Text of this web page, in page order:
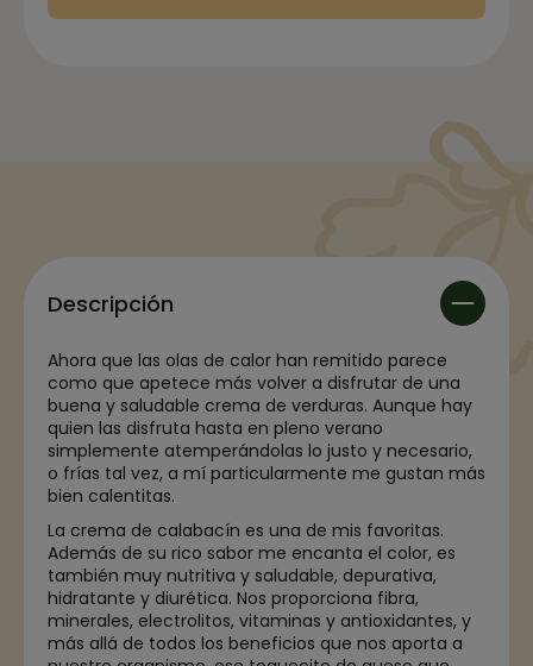
Descripción
Ahora que las olas de calor han remitido parece
como que apetece más volver a disfrutar de una
buena y saludable crema de verduras. Aunque hay
quien las disfruta hasta en pleno verano
simplemente atemperándolas lo justo y necesario,
o frías tal vez, a mí particularmente me gustan más
bien calentitas.
La crema de calabacín es una de mis favoritas.
Además de su rico sabor me encanta el color, es
también muy nutritiva y saludable, depurativa,
hidratante y diurética. Nos proporciona fibra,
minerales, electrolitos, vitaminas y antioxidantes, y
más allá de todos los beneficios que nos aporta a